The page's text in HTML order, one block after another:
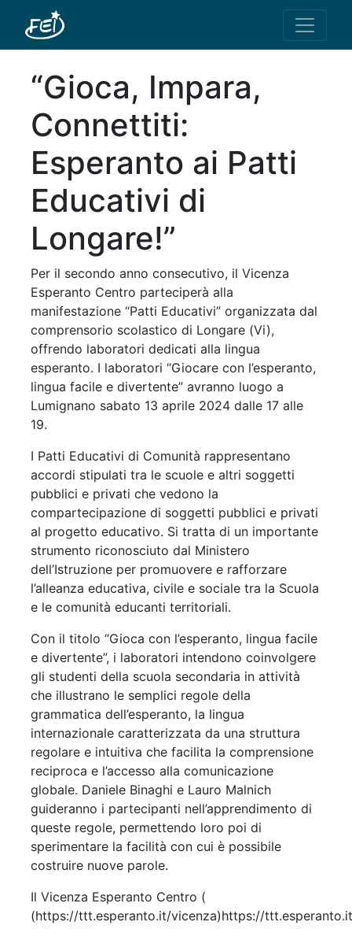
“Gioca, Impara,
Connettiti:
Esperanto ai Patti
Educativi di
Longare!”
Per il secondo anno consecutivo, il Vicenza
Esperanto Centro parteciperà alla
manifestazione “Patti Educativi” organizzata dal
comprensorio scolastico di Longare (Vi),
offrendo laboratori dedicati alla lingua
esperanto. I laboratori “Giocare con l’esperanto,
lingua facile e divertente” avranno luogo a
Lumignano sabato 13 aprile 2024 dalle 17 alle
19.
I Patti Educativi di Comunità rappresentano
accordi stipulati tra le scuole e altri soggetti
pubblici e privati che vedono la
compartecipazione di soggetti pubblici e privati
al progetto educativo. Si tratta di un importante
strumento riconosciuto dal Ministero
dell’Istruzione per promuovere e rafforzare
l’alleanza educativa, civile e sociale tra la Scuola
e le comunità educanti territoriali.
Con il titolo “Gioca con l’esperanto, lingua facile
e divertente”, i laboratori intendono coinvolgere
gli studenti della scuola secondaria in attività
che illustrano le semplici regole della
grammatica dell’esperanto, la lingua
internazionale caratterizzata da una struttura
regolare e intuitiva che facilita la comprensione
reciproca e l’accesso alla comunicazione
globale. Daniele Binaghi e Lauro Malnich
guideranno i partecipanti nell’apprendimento di
queste regole, permettendo loro poi di
sperimentare la facilità con cui è possibile
costruire nuove parole.
Il Vicenza Esperanto Centro (
(https://ttt.esperanto.it/vicenza)https://